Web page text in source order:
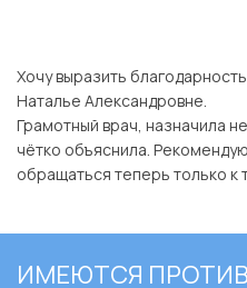
Хочу выразить
Наталье Александровне.
Грамотный врач, назначила
чётко объяснила.
обращаться теперь только к
ИМЕЮТСЯ